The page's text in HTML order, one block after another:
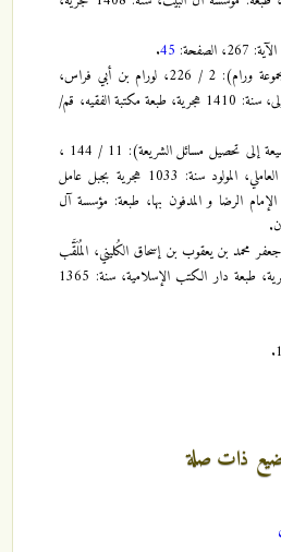
45
.
تنبيه الخواطر و نزهة النواظر (مجموعة ورام): 2 / 226، لورام بن أبي فراس،
المتوفى سنة: 605 هجرية، الطبعة الأولى، سنة: 1410 هجرية، طبعة مكتبة الفقيه، قم/
وسائل الشيعة (تفصيل وسائل الشيعة إلى تحصيل مسائل الشريعة): 11 / 144 ،
للشيخ محمد بن الحسن بن علي الحُر العاملي، المولود سنة: 1033 هجرية بجبل عامل
سنة: 1104 بمشهد الإمام الرضا و المدفون بها، طبعة: مؤسسة آل
للشيخ أبي جعفر محمد بن يعقوب بن إسحاق الكُليني، المُلَقَّب
بثقة الإسلام، المتوفى سنة: 329 هجرية، طبعة دار الكتب الإسلامية، سنة: 1365
ذات صلة